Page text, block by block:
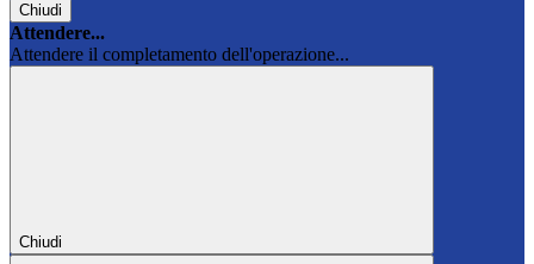
Chiudi
Attendere...
Attendere il completamento dell'operazione...
Chiudi